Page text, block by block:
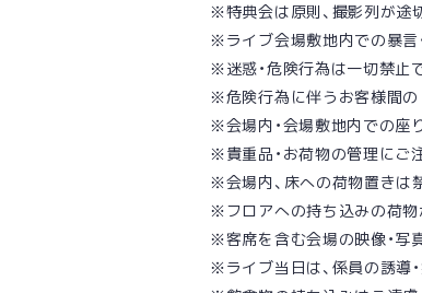
※特典会は原則、撮影列が途
※ライブ会場敷地内での暴言
※迷惑・危険行為は一切禁止で
※危険行為に伴うお客様間の
※会場内・会場敷地内での座
※貴重品・お荷物の管理にご
※会場内、床への荷物置きは
※フロアへの持ち込みの荷物
※客席を含む会場の映像・写
※ライブ当日は、係員の誘導